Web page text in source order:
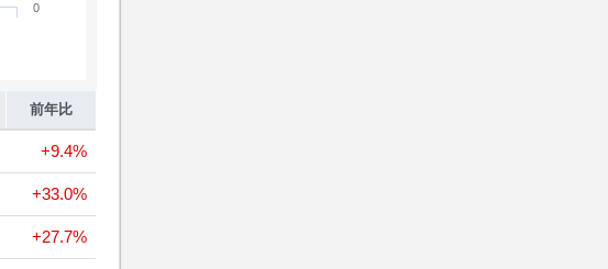
0
前年比
+9.4%
+33.0%
+27.7%